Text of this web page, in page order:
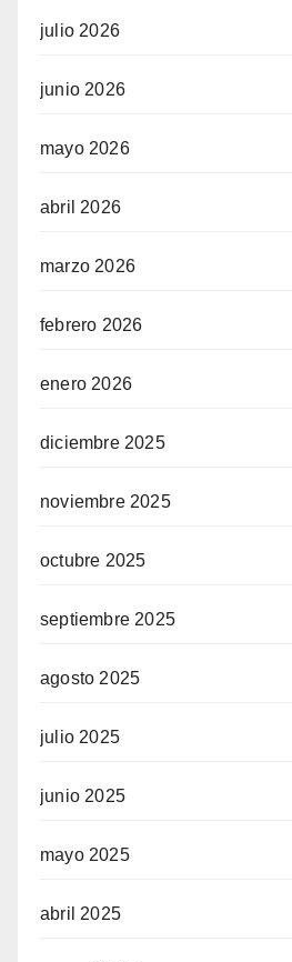
julio 2026
junio 2026
mayo 2026
abril 2026
marzo 2026
febrero 2026
enero 2026
diciembre 2025
noviembre 2025
octubre 2025
septiembre 2025
agosto 2025
julio 2025
junio 2025
mayo 2025
abril 2025